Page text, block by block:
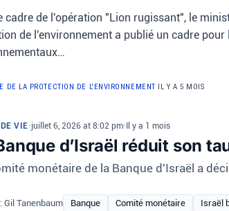
cadre de l'opération "Lion rugissant", le
de l'environnement a publié un cadre
DE LA PROTECTION DE L'ENVIRONNEMENT IL Y A 5 MOIS
VIE•juillet 6, 2026 at 8:02 pm•Il y a 1 mois
d’Israël réduit son
monétaire de la Banque d'Israël a
Gil Tanenbaum Banque Comité monétaire Israël